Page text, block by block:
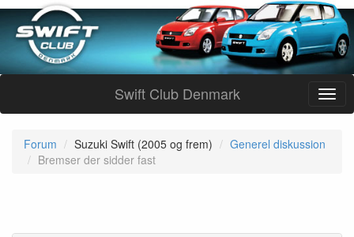
Swift Club Denmark
Forum Suzuki Swift (2005 og frem)
Generel diskussion
Bremser der sidder fast